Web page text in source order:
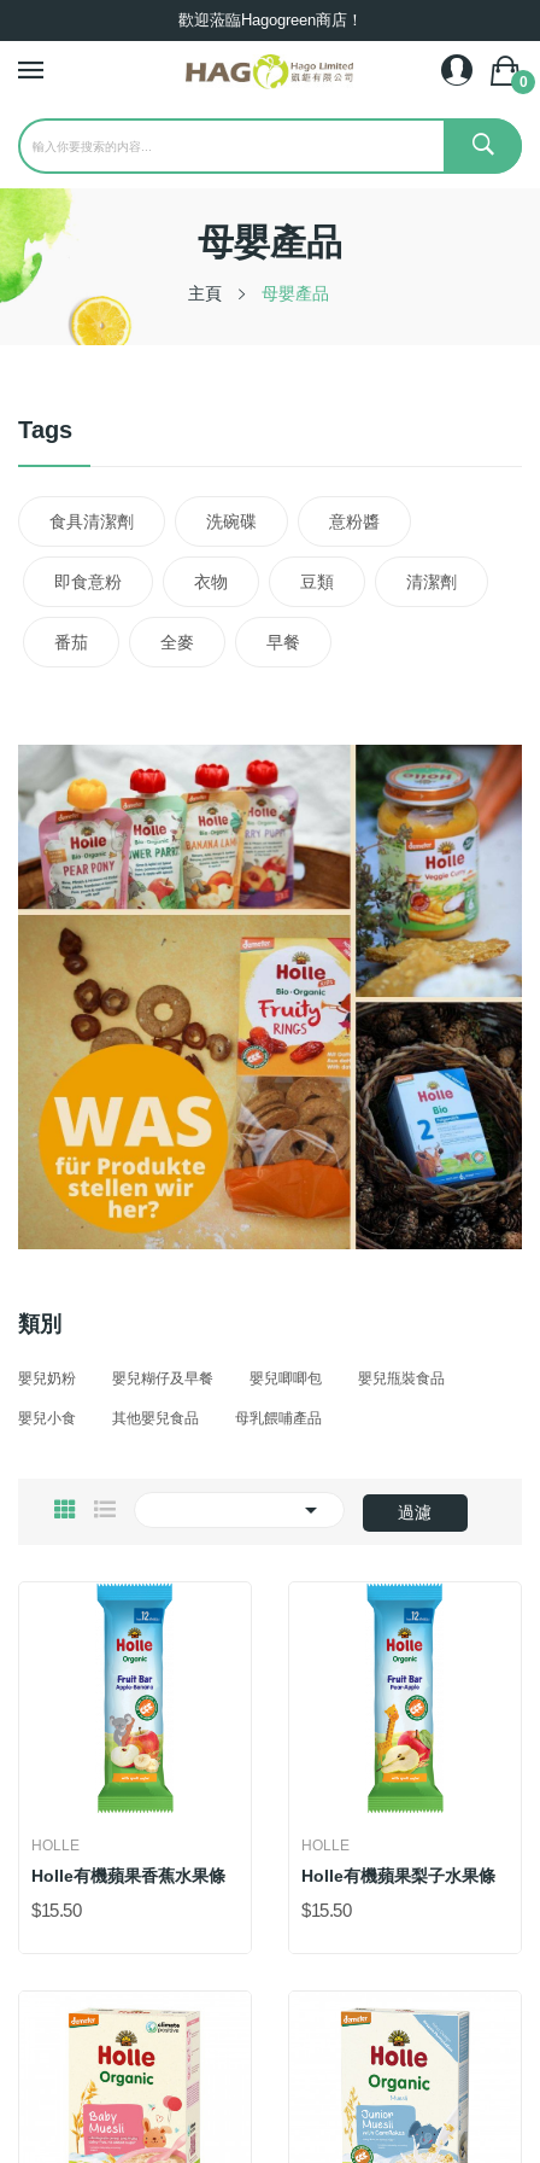
歡迎蒞臨Hagogreen商店！
0
母嬰產品
主頁 母嬰產品
Tags
食具清潔劑 洗碗碟 意粉醬
即食意粉 衣物 豆類 清潔劑
番茄 全麥 早餐
類別
嬰兒奶粉 嬰兒糊仔及早餐 嬰兒唧唧包 嬰兒甁裝食品
嬰兒小食 其他嬰兒食品 母乳餵哺產品
 過濾
HOLLE
Holle有機蘋果香蕉水果條
$15.50
HOLLE
Holle有機蘋果梨子水果條
$15.50